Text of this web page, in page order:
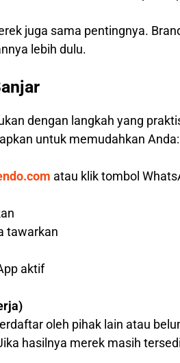
juga sama pentingnya.
lebih dulu.
dengan langkah yang
untuk memudahkan Anda:
atau klik tombol
tawarkan
aktif
oleh pihak lain atau
hasilnya merek masih